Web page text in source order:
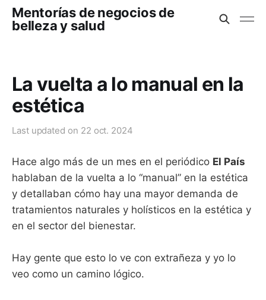
Mentorías de negocios de
belleza y salud
La vuelta a lo manual en la
estética
Last updated on 22 oct. 2024
Hace algo más de un mes en el periódico El País
hablaban de la vuelta a lo “manual” en la estética
y detallaban cómo hay una mayor demanda de
tratamientos naturales y holísticos en la estética y
en el sector del bienestar.
Hay gente que esto lo ve con extrañeza y yo lo
veo como un camino lógico.